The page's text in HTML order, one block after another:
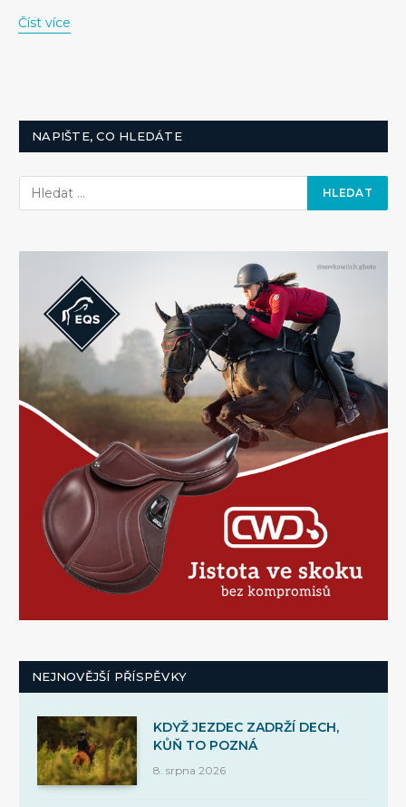
Číst více
NAPIŠTE, CO HLEDÁTE
NEJNOVĚJŠÍ PŘÍSPĚVKY
KDYŽ JEZDEC ZADRŽÍ DECH,
KŮŇ TO POZNÁ
8. srpna 2026